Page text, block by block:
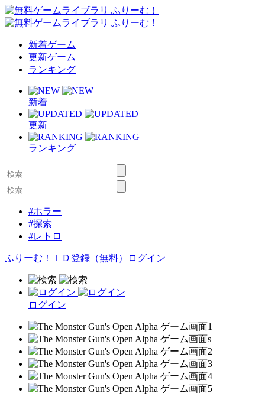
新着ゲーム
更新ゲーム
ランキング
新着
更新
ランキング
#ホラー
#探索
#レトロ
ふりーむ！ＩＤ登録（無料） ログイン
ログイン